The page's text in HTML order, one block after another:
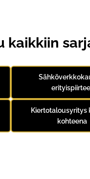
kaikkiin
Kiertotalousyritys
kohteena